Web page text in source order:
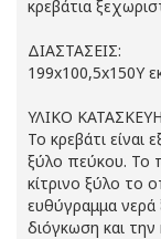
κρεβάτια
ΔΙΑΣΤΑΣΕΙΣ:
199x100,5x150Υ
ΥΛΙΚΟ
Το κρεβάτι
ξύλο πεύκου. Το
κίτρινο ξύλο το
ευθύγραμμα νερά
διόγκωση και την